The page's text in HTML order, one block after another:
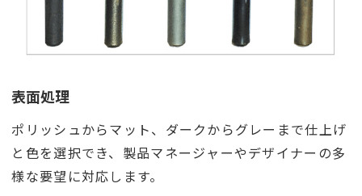
表面処理
ポリッシュからマット、ダークからグレーまで仕上げ
と色を選択でき、製品マネージャーやデザイナーの多
様な要望に対応します。